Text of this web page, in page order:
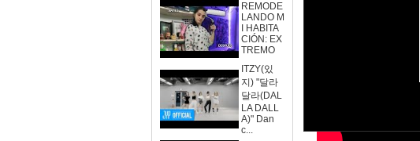
REMODE
LANDO M
I HABITA
CIÓN: EX
TREMO
ITZY(있
지) "달라
달라(DAL
LA DALL
A)" Dan
c...